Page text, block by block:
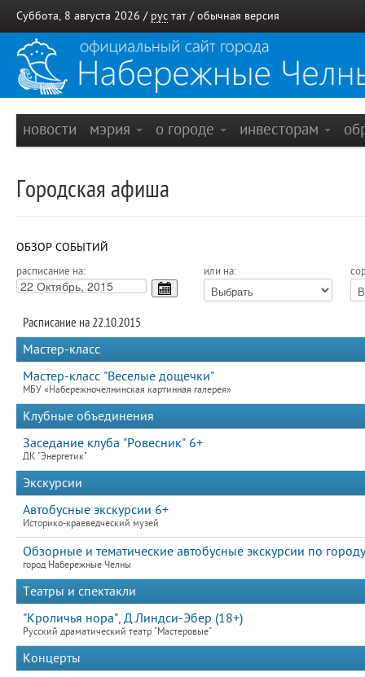
Суббота, 8 августа 2026 / рус тат / обычная версия
новости мэрия о городе инвесторам
Городская афиша
ОБЗОР СОБЫТИЙ
расписание на: или на:
Расписание на 22.10.2015
Мастер-класс
Мастер-класс "Веселые дощечки"
МБУ «Набережночелнинская картинная галерея»
Клубные объединения
Заседание клуба "Ровесник" 6+
ДК "Энергетик"
Экскурсии
Автобусные экскурсии 6+
Историко-краеведческий музей
Обзорные и тематические автобусные экскурсии по
город Набережные Челны
Театры и спектакли
"Кроличья нора", Д.Линдси-Эбер (18+)
Русский драматический театр "Мастеровые"
Концерты